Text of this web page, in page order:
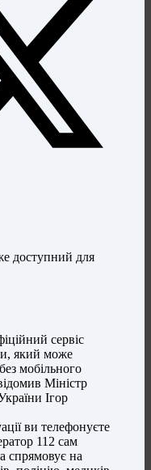
доступний для
сервіс
який може
мобільного
Міністр
Ігор
ви телефонуєте
112 сам
спрямовує на